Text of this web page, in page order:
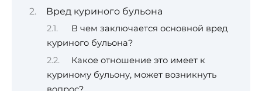
Вред куриного бульона
В чем заключается основной вред
куриного бульона?
Какое отношение это имеет к
куриному бульону, может возникнуть